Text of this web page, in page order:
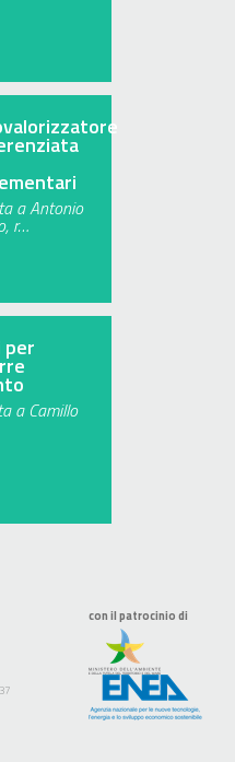
a Antonio
r…
a Camillo
con il patrocinio di